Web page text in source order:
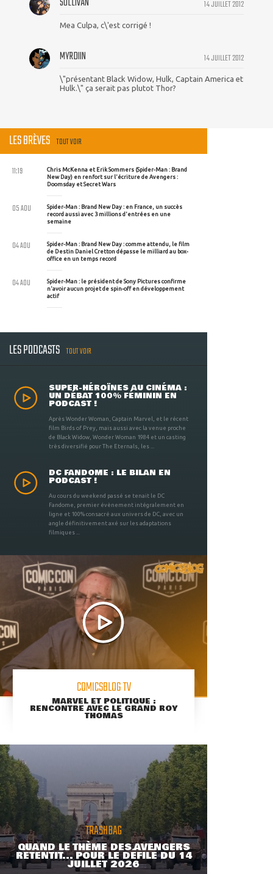
14 JUILLET 2012
Mea Culpa, c\'est corrigé !
14 JUILLET 2012
MYRDIIN
\"présentant Black Widow, Hulk, Captain America et
Hulk.\" ça serait pas plutot Thor?
LES BRÈVES TOUT VOIR
Chris McKenna et Erik Sommers (Spider-Man : Brand
New Day) en renfort sur l'écriture de Avengers :
Doomsday et Secret Wars
11:19
Spider-Man : Brand New Day : en France, un succès
record aussi avec 3 millions d'entrées en une
semaine
05 AOU
Spider-Man : Brand New Day : comme attendu, le film
de Destin Daniel Cretton dépasse le milliard au box-
office en un temps record
04 AOU
Spider-Man : le président de Sony Pictures confirme
n'avoir aucun projet de spin-off en développement
actif
04 AOU
LES PODCASTS TOUT VOIR
SUPER-HÉROÏNES AU CINÉMA :
UN DÉBAT 100% FÉMININ EN
PODCAST !
Après Wonder Woman, Captain Marvel, et le récent
film Birds of Prey, mais aussi avec la venue proche
de Black Widow, Wonder Woman 1984 et un casting
très diversifié pour The Eternals, les ...
DC FANDOME : LE BILAN EN
PODCAST !
Au cours du weekend passé se tenait le DC
Fandome, premier évènement intégralement en
ligne et 100% consacré aux univers de DC, avec un
angle définitivement axé sur les adaptations
filmiques ...
COMICSBLOG TV
MARVEL ET POLITIQUE :
RENCONTRE AVEC LE GRAND ROY
THOMAS
TRASHBAG
QUAND LE THÈME DES AVENGERS
RETENTIT... POUR LE DÉFILÉ DU 14
JUILLET 2026